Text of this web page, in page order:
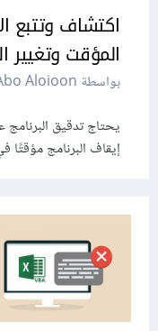
المؤقت وتغيير
بواسطة Siba Abo Aloioon، في
إيقاف البرنامج